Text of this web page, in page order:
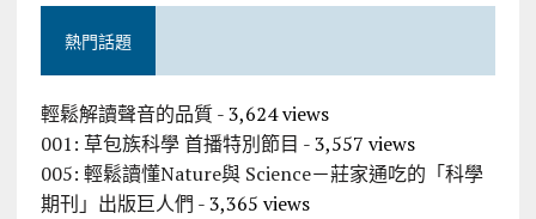
熱門話題
輕鬆解讀聲音的品質- 3,624 views
001: 草包族科學 首播特別節目 - 3,557 views
005: 輕鬆讀懂Nature與 Science－莊家通吃的「科學
期刊」出版巨人們 - 3,365 views